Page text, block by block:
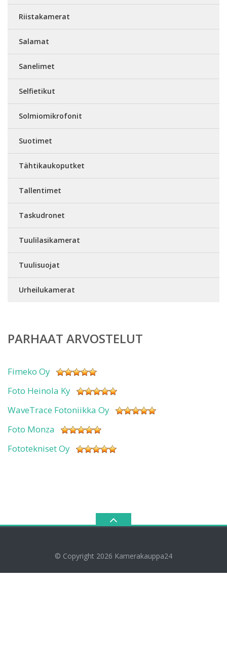
Riistakamerat
Salamat
Sanelimet
Selfietikut
Solmiomikrofonit
Suotimet
Tähtikaukoputket
Tallentimet
Taskudronet
Tuulilasikamerat
Tuulisuojat
Urheilukamerat
PARHAAT ARVOSTELUT
Fimeko Oy
Foto Heinola Ky
WaveTrace Fotoniikka Oy
Foto Monza
Fototekniset Oy
© Copyright 2026 Kamerakauppa24